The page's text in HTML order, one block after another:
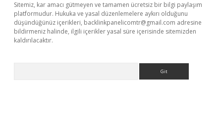
Sitemiz, kar amacı gütmeyen ve tamamen ücretsiz bir bilgi paylaşım
platformudur. Hukuka ve yasal düzenlemelere aykırı olduğunu
düşündüğünüz içerikleri, backlinkpanelicomtr@gmail.com adresine
bildirmeniz halinde, ilgili içerikler yasal süre içerisinde sitemizden
kaldırılacaktır.